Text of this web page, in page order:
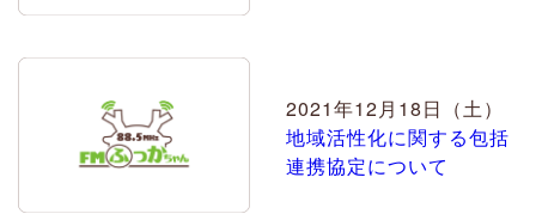
2021年12月18日（土）
地域活性化に関する包括
連携協定について